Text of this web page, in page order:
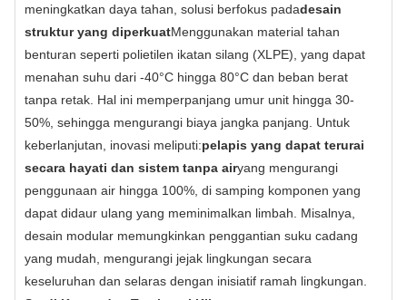
meningkatkan daya tahan, solusi berfokus padadesain
struktur yang diperkuatMenggunakan material tahan
benturan seperti polietilen ikatan silang (XLPE), yang dapat
menahan suhu dari -40°C hingga 80°C dan beban berat
tanpa retak. Hal ini memperpanjang umur unit hingga 30-
50%, sehingga mengurangi biaya jangka panjang. Untuk
keberlanjutan, inovasi meliputi:pelapis yang dapat terurai
secara hayati dan sistem tanpa airyang mengurangi
penggunaan air hingga 100%, di samping komponen yang
dapat didaur ulang yang meminimalkan limbah. Misalnya,
desain modular memungkinkan penggantian suku cadang
yang mudah, mengurangi jejak lingkungan secara
keseluruhan dan selaras dengan inisiatif ramah lingkungan.